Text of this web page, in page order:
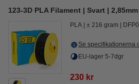
123-3D PLA Filament | Svart |
PLA ± 216 gram
Se specifikationerna
EU-lager 5-7dgr
230 kr